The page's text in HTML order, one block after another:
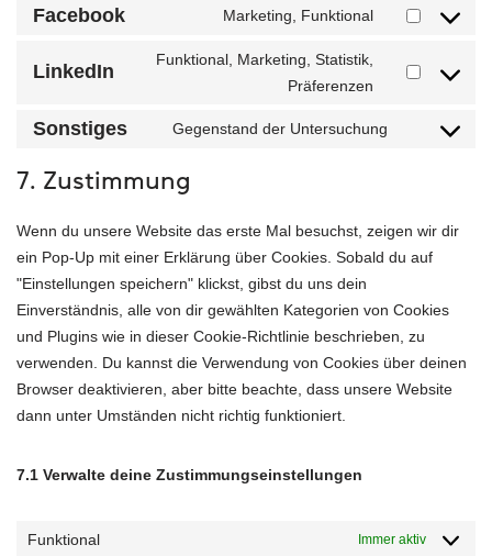
Facebook Marketing, Funktional
LinkedIn
Funktional, Marketing, Statistik,
Präferenzen
Sonstiges Gegenstand der Untersuchung
7. Zustimmung
Wenn du unsere Website das erste Mal besuchst, zeigen wir dir
ein Pop-Up mit einer Erklärung über Cookies. Sobald du auf
"Einstellungen speichern" klickst, gibst du uns dein
Einverständnis, alle von dir gewählten Kategorien von Cookies
und Plugins wie in dieser Cookie-Richtlinie beschrieben, zu
verwenden. Du kannst die Verwendung von Cookies über deinen
Browser deaktivieren, aber bitte beachte, dass unsere Website
dann unter Umständen nicht richtig funktioniert.
7.1 Verwalte deine Zustimmungseinstellungen
Funktional Immer aktiv